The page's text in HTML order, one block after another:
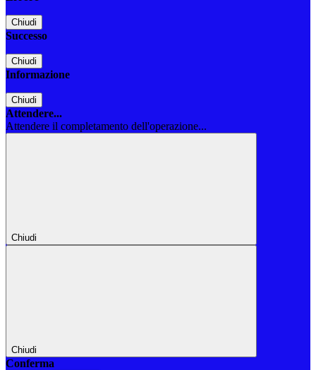
Chiudi
Successo
Chiudi
Informazione
Chiudi
Attendere...
Attendere il completamento dell'operazione...
Chiudi
Chiudi
Conferma